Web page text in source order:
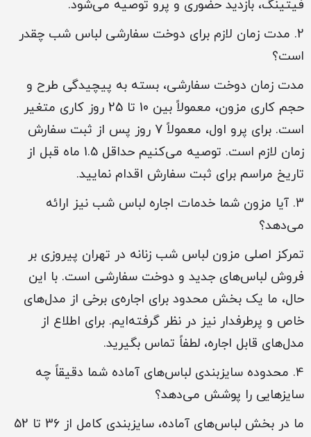
فیتینگ، بازدید حضوری و پرو توصیه می‌شود.
2. مدت زمان لازم برای دوخت سفارشی لباس شب چقدر
است؟
مدت زمان دوخت سفارشی، بسته به پیچیدگی طرح و
حجم کاری مزون، معمولاً بین 10 تا 25 روز کاری متغیر
است. برای پرو اول، معمولاً 7 روز پس از ثبت سفارش
زمان لازم است. توصیه می‌کنیم حداقل 1.5 ماه قبل از
تاریخ مراسم برای ثبت سفارش اقدام نمایید.
3. آیا مزون شما خدمات اجاره لباس شب نیز ارائه
می‌دهد؟
تمرکز اصلی مزون لباس شب زنانه در تهران پیروزی بر
فروش لباس‌های جدید و دوخت سفارشی است. با این
حال، ما یک بخش محدود برای اجاره‌ی برخی از مدل‌های
خاص و پرطرفدار نیز در نظر گرفته‌ایم. برای اطلاع از
مدل‌های قابل اجاره، لطفاً تماس بگیرید.
4. محدوده سایزبندی لباس‌های آماده شما دقیقاً چه
سایزهایی را پوشش می‌دهد؟
ما در بخش لباس‌های آماده، سایزبندی کامل از 36 تا 52